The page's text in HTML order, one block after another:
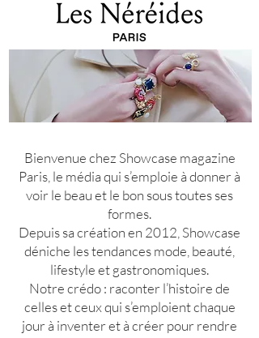
Bienvenue chez Showcase magazine
Paris, le média qui s’emploie à donner à
voir le beau et le bon sous toutes ses
formes.
Depuis sa création en 2012, Showcase
déniche les tendances mode, beauté,
lifestyle et gastronomiques.
Notre crédo : raconter l’histoire de
celles et ceux qui s’emploient chaque
jour à inventer et à créer pour rendre